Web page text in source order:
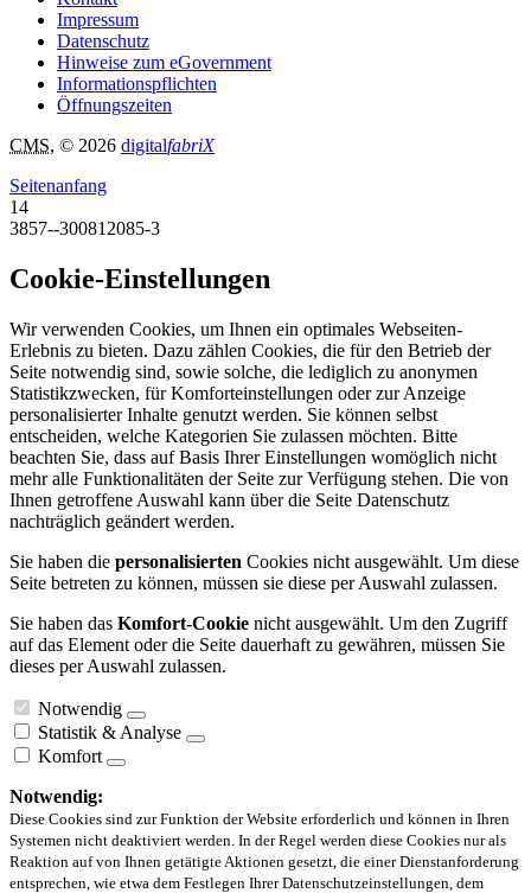
Impressum
Datenschutz
Hinweise zum eGovernment
Informationspflichten
Öffnungszeiten
CMS, © 2026 digitalfabriX
Seitenanfang
14
3857--300812085-3
Cookie-Einstellungen
Wir verwenden Cookies, um Ihnen ein optimales Webseiten-
Erlebnis zu bieten. Dazu zählen Cookies, die für den Betrieb der
Seite notwendig sind, sowie solche, die lediglich zu anonymen
Statistikzwecken, für Komforteinstellungen oder zur Anzeige
personalisierter Inhalte genutzt werden. Sie können selbst
entscheiden, welche Kategorien Sie zulassen möchten. Bitte
beachten Sie, dass auf Basis Ihrer Einstellungen womöglich nicht
mehr alle Funktionalitäten der Seite zur Verfügung stehen. Die von
Ihnen getroffene Auswahl kann über die Seite Datenschutz
nachträglich geändert werden.
Sie haben die personalisierten Cookies nicht ausgewählt. Um diese
Seite betreten zu können, müssen sie diese per Auswahl zulassen.
Sie haben das Komfort-Cookie nicht ausgewählt. Um den Zugriff
auf das Element oder die Seite dauerhaft zu gewähren, müssen Sie
dieses per Auswahl zulassen.
Notwendig
Statistik & Analyse
Komfort
Notwendig:
Diese Cookies sind zur Funktion der Website erforderlich und können in Ihren
Systemen nicht deaktiviert werden. In der Regel werden diese Cookies nur als
Reaktion auf von Ihnen getätigte Aktionen gesetzt, die einer Dienstanforderung
entsprechen, wie etwa dem Festlegen Ihrer Datenschutzeinstellungen, dem